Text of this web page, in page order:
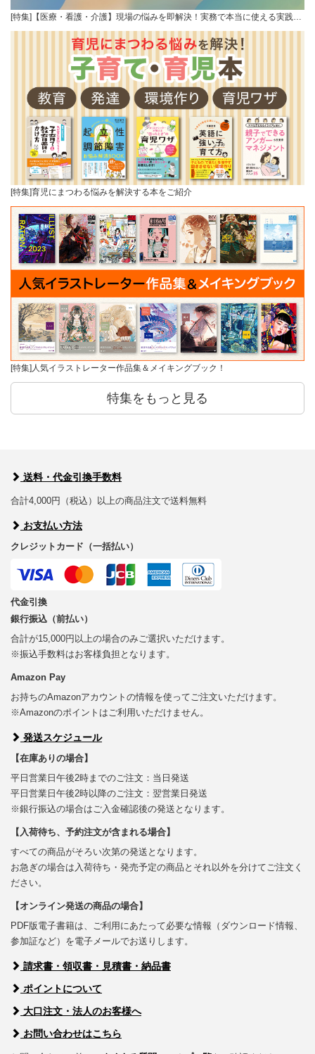
[特集]【医療・看護・介護】現場の悩みを即解決！実務で本当に使える実践…
[特集]育児にまつわる悩みを解決する本をご紹介
[特集]人気イラストレーター作品集＆メイキングブック！
特集をもっと見る
送料・代金引換手数料
合計4,000円（税込）以上の商品注文で送料無料
お支払い方法
クレジットカード（一括払い）
代金引換
銀行振込（前払い）
合計が15,000円以上の場合のみご選択いただけます。
※振込手数料はお客様負担となります。
Amazon Pay
お持ちのAmazonアカウントの情報を使ってご注文いただけます。
※Amazonのポイントはご利用いただけません。
発送スケジュール
【在庫ありの場合】
平日営業日午後2時までのご注文：当日発送
平日営業日午後2時以降のご注文：翌営業日発送
※銀行振込の場合はご入金確認後の発送となります。
【入荷待ち、予約注文が含まれる場合】
すべての商品がそろい次第の発送となります。
お急ぎの場合は入荷待ち・発売予定の商品とそれ以外を分けてご注文く
ださい。
【オンライン発送の商品の場合】
PDF版電子書籍は、ご利用にあたって必要な情報（ダウンロード情報、
参加証など）を電子メールでお送りします。
請求書・領収書・見積書・納品書
ポイントについて
大口注文・法人のお客様へ
お問い合わせはこちら